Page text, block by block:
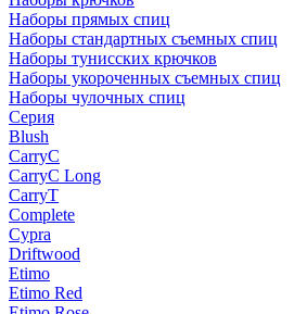
Наборы прямых спиц
Наборы стандартных съемных спиц
Наборы тунисских крючков
Наборы укороченных съемных спиц
Наборы чулочных спиц
Серия
Blush
CarryC
CarryC Long
CarryT
Complete
Cypra
Driftwood
Etimo
Etimo Red